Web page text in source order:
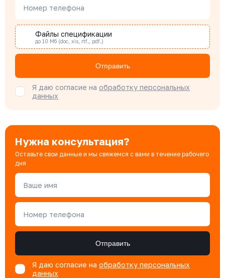
Специалист отдела снабжения
Бондарюк Евгения
Специалист отдела продаж
Номер телефона
Файлы спецификации
до 10 Мб (doc, xis, rtf., pdf.)
Отправить
Я даю согласие на обработку персональных
данных
Нужна консультация?
Оставьте свои данные и мы свяжемся с вами в течение рабочего
дня
Ваше имя
Номер телефона
Отправить
Я даю согласие на обработку персональных
данных